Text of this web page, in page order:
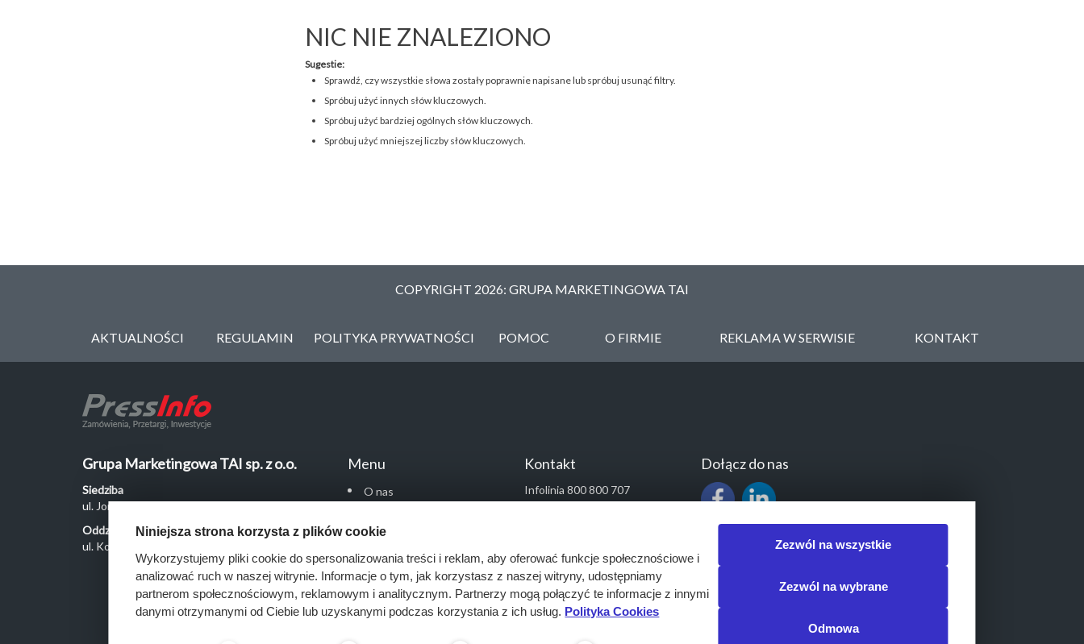
NIC NIE ZNALEZIONO
Sugestie:
Sprawdź, czy wszystkie słowa zostały poprawnie napisane lub spróbuj usunąć filtry.
Spróbuj użyć innych słów kluczowych.
Spróbuj użyć bardziej ogólnych słów kluczowych.
Spróbuj użyć mniejszej liczby słów kluczowych.
COPYRIGHT 2026: GRUPA MARKETINGOWA TAI
AKTUALNOŚCI REGULAMIN POLITYKA PRYWATNOŚCI POMOC O FIRMIE REKLAMA W SERWISIE KONTAKT
Grupa Marketingowa TAI sp. z o.o.
Siedziba
ul. Jordanowska 12, 04-204 Warszawa
Oddział Poznań
ul. Kochanowskiego 18/6, 60-846 Poznań
Menu
O nas
Monitoring przetargów
Raporty przetargowe
Ustawienia cookies
Kontakt
Kontakt
Infolinia 800 800 707
kontakt@pressinfo.pl
Dołącz do nas
Niniejsza strona korzysta z plików cookie
Wykorzystujemy pliki cookie do spersonalizowania treści i reklam, aby oferować funkcje społecznościowe i
analizować ruch w naszej witrynie. Informacje o tym, jak korzystasz z naszej witryny, udostępniamy
partnerom społecznościowym, reklamowym i analitycznym. Partnerzy mogą połączyć te informacje z innymi
danymi otrzymanymi od Ciebie lub uzyskanymi podczas korzystania z ich usług. Polityka Cookies
Zezwól na wszystkie
Zezwól na wybrane
Odmowa